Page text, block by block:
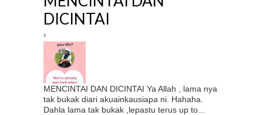
DICINTAI
›
MENCINTAI DAN DICINTAI Ya Allah , lama nya
tak bukak diari akuainkausiapa ni. Hahaha.
Dahla lama tak bukak ,lepastu terus up to...